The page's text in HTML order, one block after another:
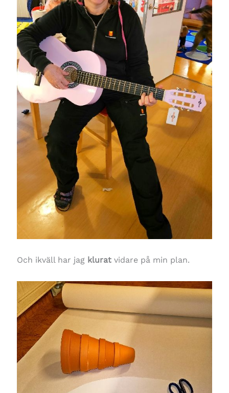
Och ikväll har jag kluratvidare på min plan.